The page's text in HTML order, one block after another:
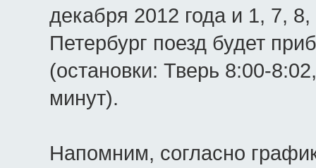
декабря 2012 года и 1, 7,
Петербург поезд будет
(остановки: Тверь 8:00-
минут).
Напомним, согласно